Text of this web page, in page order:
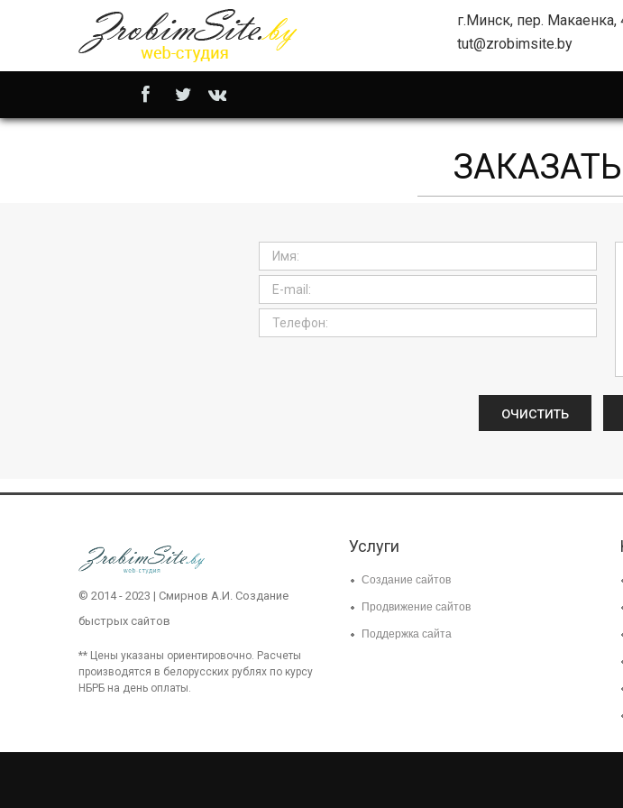
г.Минск, пер. Макаенка,
tut@zrobimsite.by
© 2014 - 2023 | Смирнов А.И. Создание
быстрых сайтов
** Цены указаны ориентировочно. Расчеты
производятся в белорусских рублях по курсу
НБРБ на день оплаты.
Услуги
Создание сайтов
Продвижение сайтов
Поддержка сайта